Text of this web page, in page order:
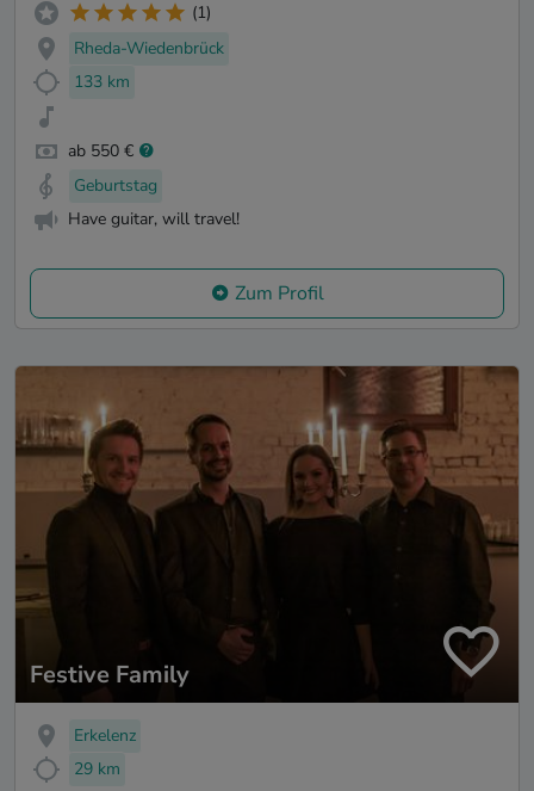
(1)
Rheda-Wiedenbrück
133 km
ab 550 €
Geburtstag
Have guitar, will travel!
Zum Profil
Festive Family
Erkelenz
29 km